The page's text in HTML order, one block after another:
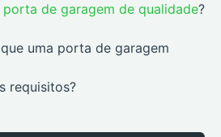
porta de garagem de qualidade?
uma porta de garagem
requisitos?